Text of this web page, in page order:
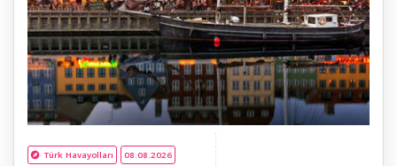
Türk Havayolları 08.08.2026